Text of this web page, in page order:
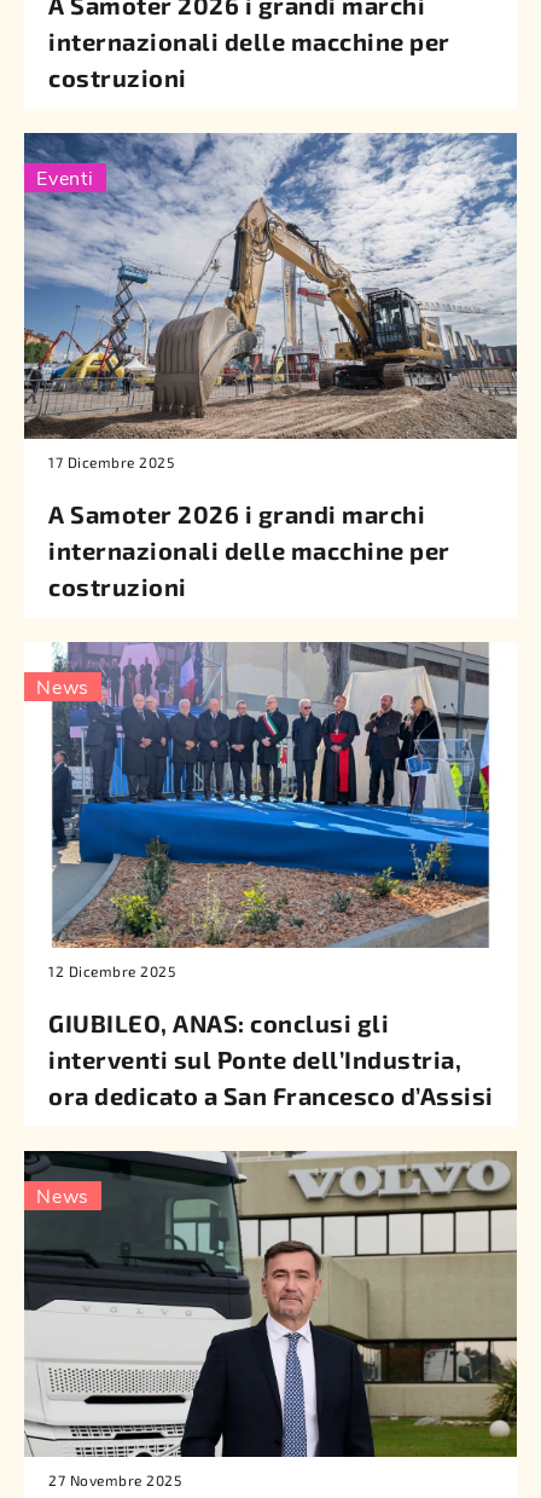
internazionali delle macchine per
costruzioni
Eventi
17 Dicembre 2025
A Samoter 2026 i grandi marchi
internazionali delle macchine per
costruzioni
News
12 Dicembre 2025
GIUBILEO, ANAS: conclusi gli
interventi sul Ponte dell’Industria,
ora dedicato a San Francesco d’Assisi
News
27 Novembre 2025